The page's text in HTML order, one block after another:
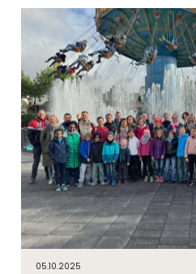
05.10.2025